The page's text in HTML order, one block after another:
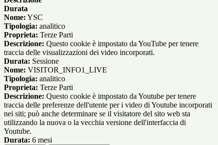
Durata
Nome: YSC
Tipologia: analitico
Proprieta: Terze Parti
Descrizione: Questo cookie è impostato da YouTube per tenere
traccia delle visualizzazioni dei video incorporati.
Durata: Sessione
Nome: VISITOR_INFO1_LIVE
Tipologia: analitico
Proprieta: Terze Parti
Descrizione: Questo cookie è impostato da Youtube per tenere
traccia delle preferenze dell'utente per i video di Youtube incorporati
nei siti; può anche determinare se il visitatore del sito web sta
utilizzando la nuova o la vecchia versione dell'interfaccia di
Youtube.
Durata: 6 mesi